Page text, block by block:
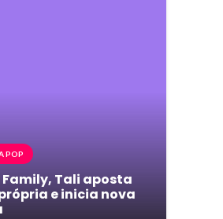
POP
Tali aposta
e inicia nova